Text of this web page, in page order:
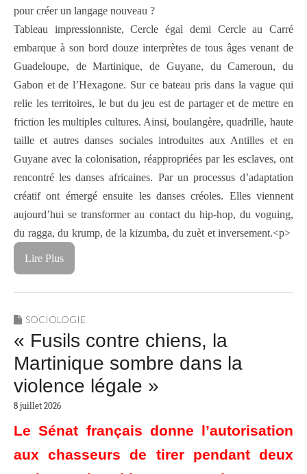
pour créer un langage nouveau ?
Tableau impressionniste, Cercle égal demi Cercle au Carré
embarque à son bord douze interprètes de tous âges venant de
Guadeloupe, de Martinique, de Guyane, du Cameroun, du
Gabon et de l’Hexagone. Sur ce bateau pris dans la vague qui
relie les territoires, le but du jeu est de partager et de mettre en
friction les multiples cultures. Ainsi, boulangère, quadrille, haute
taille et autres danses sociales introduites aux Antilles et en
Guyane avec la colonisation, réappropriées par les esclaves, ont
rencontré les danses africaines. Par un processus d’adaptation
créatif ont émergé ensuite les danses créoles. Elles viennent
aujourd’hui se transformer au contact du hip-hop, du voguing,
du ragga, du krump, de la kizumba, du zuèt et inversement.<p>
Lire Plus
SOCIOLOGIE
« Fusils contre chiens, la
Martinique sombre dans la
violence légale »
8 juillet 2026
Le Sénat français donne l’autorisation
aux chasseurs de tirer pendant deux